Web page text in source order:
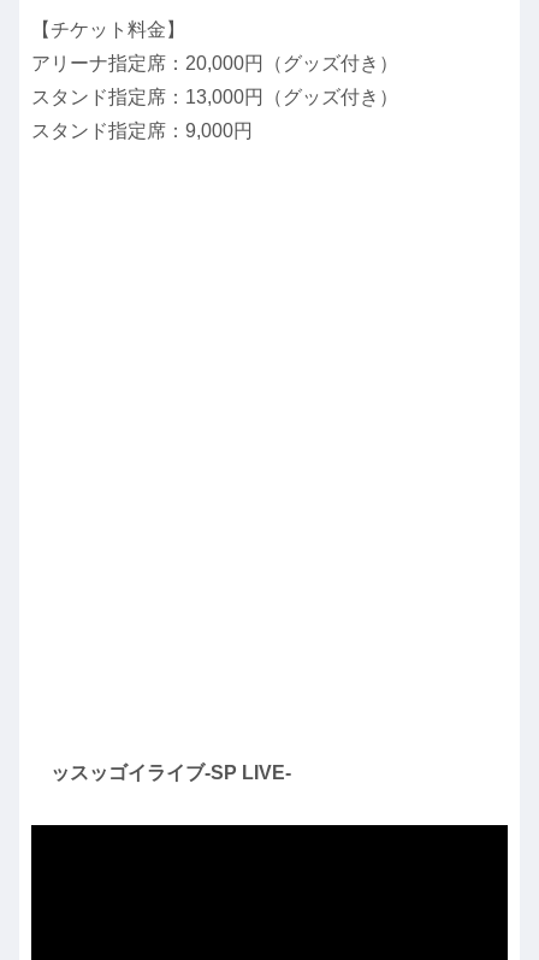
【 チケット料金 】
アリーナ指定席：20,000円（グッズ付き）
スタンド指定席：13,000円（グッズ付き）
スタンド指定席：9,000円
ッスッゴイライブ-SP LIVE-